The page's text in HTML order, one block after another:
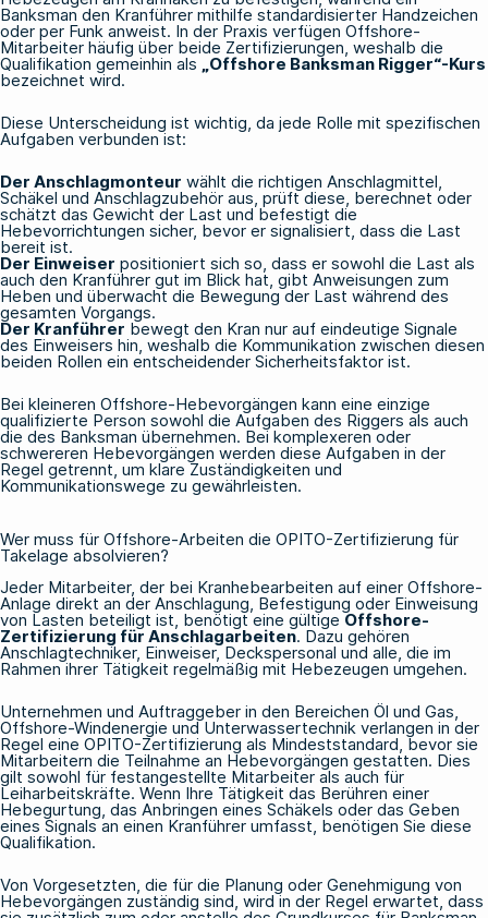
Banksman den Kranführer mithilfe standardisierter Handzeichen
oder per Funk anweist. In der Praxis verfügen Offshore-
Mitarbeiter häufig über beide Zertifizierungen, weshalb die
Qualifikation gemeinhin als „Offshore Banksman Rigger“-Kurs
bezeichnet wird.
Diese Unterscheidung ist wichtig, da jede Rolle mit spezifischen
Aufgaben verbunden ist:
Der Anschlagmonteur wählt die richtigen Anschlagmittel,
Schäkel und Anschlagzubehör aus, prüft diese, berechnet oder
schätzt das Gewicht der Last und befestigt die
Hebevorrichtungen sicher, bevor er signalisiert, dass die Last
bereit ist.
Der Einweiser positioniert sich so, dass er sowohl die Last als
auch den Kranführer gut im Blick hat, gibt Anweisungen zum
Heben und überwacht die Bewegung der Last während des
gesamten Vorgangs.
Der Kranführer bewegt den Kran nur auf eindeutige Signale
des Einweisers hin, weshalb die Kommunikation zwischen diesen
beiden Rollen ein entscheidender Sicherheitsfaktor ist.
Bei kleineren Offshore-Hebevorgängen kann eine einzige
qualifizierte Person sowohl die Aufgaben des Riggers als auch
die des Banksman übernehmen. Bei komplexeren oder
schwereren Hebevorgängen werden diese Aufgaben in der
Regel getrennt, um klare Zuständigkeiten und
Kommunikationswege zu gewährleisten.
Wer muss für Offshore-Arbeiten die OPITO-Zertifizierung für
Takelage absolvieren?
Jeder Mitarbeiter, der bei Kranhebearbeiten auf einer Offshore-
Anlage direkt an der Anschlagung, Befestigung oder Einweisung
von Lasten beteiligt ist, benötigt eine gültigeOffshore-
Zertifizierung für Anschlagarbeiten. Dazu gehören
Anschlagtechniker, Einweiser, Deckspersonal und alle, die im
Rahmen ihrer Tätigkeit regelmäßig mit Hebezeugen umgehen.
Unternehmen und Auftraggeber in den Bereichen Öl und Gas,
Offshore-Windenergie und Unterwassertechnik verlangen in der
Regel eine OPITO-Zertifizierung als Mindeststandard, bevor sie
Mitarbeitern die Teilnahme an Hebevorgängen gestatten. Dies
gilt sowohl für festangestellte Mitarbeiter als auch für
Leiharbeitskräfte. Wenn Ihre Tätigkeit das Berühren einer
Hebegurtung, das Anbringen eines Schäkels oder das Geben
eines Signals an einen Kranführer umfasst, benötigen Sie diese
Qualifikation.
Von Vorgesetzten, die für die Planung oder Genehmigung von
Hebevorgängen zuständig sind, wird in der Regel erwartet, dass